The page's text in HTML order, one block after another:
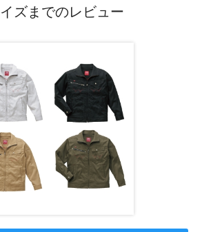
ズまでのレビュー